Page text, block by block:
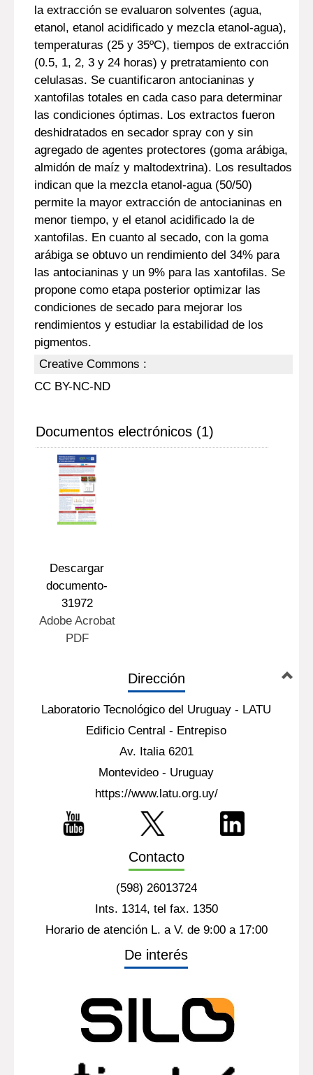
la extracción se evaluaron solventes (agua,
etanol, etanol acidificado y mezcla etanol-agua),
temperaturas (25 y 35ºC), tiempos de extracción
(0.5, 1, 2, 3 y 24 horas) y pretratamiento con
celulasas. Se cuantificaron antocianinas y
xantofilas totales en cada caso para determinar
las condiciones óptimas. Los extractos fueron
deshidratados en secador spray con y sin
agregado de agentes protectores (goma arábiga,
almidón de maíz y maltodextrina). Los resultados
indican que la mezcla etanol-agua (50/50)
permite la mayor extracción de antocianinas en
menor tiempo, y el etanol acidificado la de
xantofilas. En cuanto al secado, con la goma
arábiga se obtuvo un rendimiento del 34% para
las antocianinas y un 9% para las xantofilas. Se
propone como etapa posterior optimizar las
condiciones de secado para mejorar los
rendimientos y estudiar la estabilidad de los
pigmentos.
Creative Commons :
CC BY-NC-ND
Documentos electrónicos (1)
Descargar
documento-
31972
Adobe Acrobat
PDF
Dirección
Laboratorio Tecnológico del Uruguay - LATU
Edificio Central - Entrepiso
Av. Italia 6201
Montevideo - Uruguay
https://www.latu.org.uy/
Contacto
(598) 26013724
Ints. 1314, tel fax. 1350
Horario de atención L. a V. de 9:00 a 17:00
De interés